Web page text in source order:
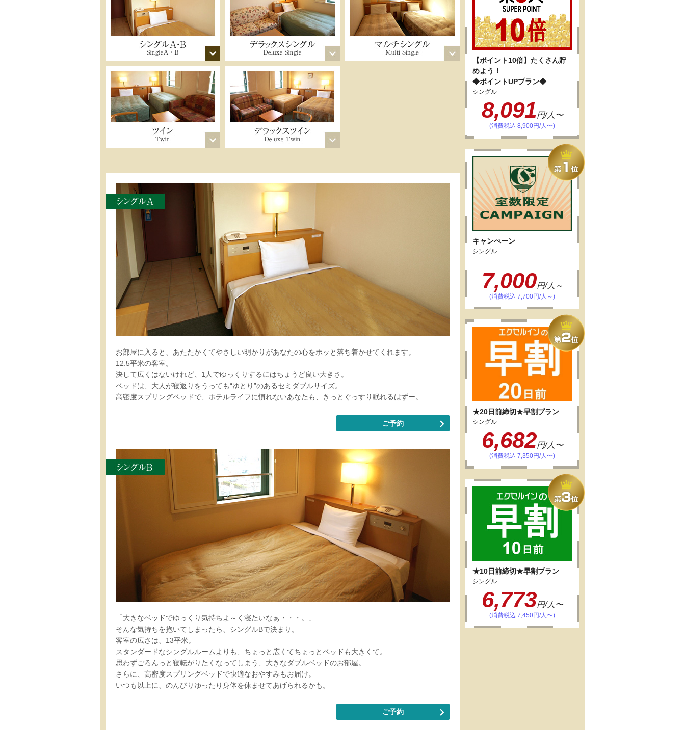
お部屋に入ると、あたたかくてやさしい明かりがあなたの心をホッと落ち着かせてくれます。
12.5平米の客室。
決して広くはないけれど、1人でゆっくりするにはちょうど良い大きさ。
ベッドは、大人が寝返りをうっても“ゆとり”のあるセミダブルサイズ。
高密度スプリングベッドで、ホテルライフに慣れないあなたも、きっとぐっすり眠れるはずー。
ご予約
「大きなベッドでゆっくり気持ちよ～く寝たいなぁ・・・。」
そんな気持ちを抱いてしまったら、シングルBで決まり。
客室の広さは、13平米。
スタンダードなシングルルームよりも、ちょっと広くてちょっとベッドも大きくて。
思わずごろんっと寝転がりたくなってしまう、大きなダブルベッドのお部屋。
さらに、高密度スプリングベッドで快適なおやすみもお届け。
いつも以上に、のんびりゆったり身体を休ませてあげられるかも。
ご予約
【ポイント10倍】たくさん貯
めよう！
◆ポイントUPプラン◆
シングル
8,091 円/人〜
(消費税込 8,900円/人〜)
キャンぺーン
シングル
7,000円/人～
(消費税込 7,700円/人～)
★20日前締切★早割プラン
シングル
6,682円/人〜
(消費税込 7,350円/人〜)
★10日前締切★早割プラン
シングル
6,773円/人〜
(消費税込 7,450円/人〜)